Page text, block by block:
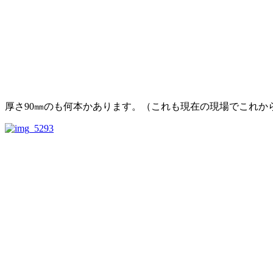
厚さ90㎜のも何本かあります。（これも現在の現場でこれか